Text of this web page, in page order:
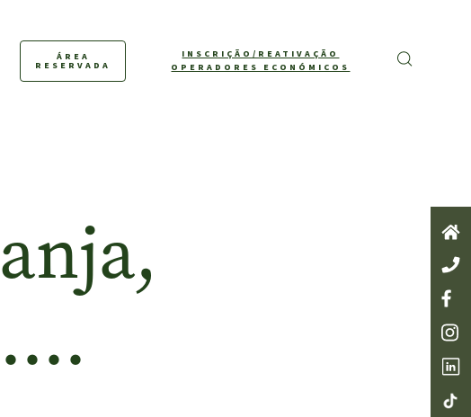
ÁREA
RESERVADA
INSCRIÇÃO/REATIVAÇÃO
OPERADORES ECONÓMICOS